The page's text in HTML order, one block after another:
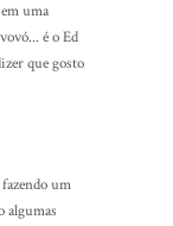
uma
é o Ed
que gosto
um
algumas